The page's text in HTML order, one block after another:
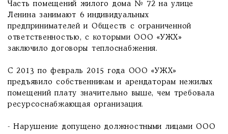
Часть помещений жилого дома № 72 на улице
Ленина занимают 6 индивидуальных
предпринимателей и Обществ с ограниченной
ответственностью, с которыми ООО «УЖХ»
заключило договоры теплоснабжения.
С 2013 по февраль 2015 года ООО «УЖХ»
предъявило собственникам и арендаторам нежилых
помещений плату значительно выше, чем требовала
ресурсоснабжающая организация.
- Нарушение допущено должностными лицами ООО